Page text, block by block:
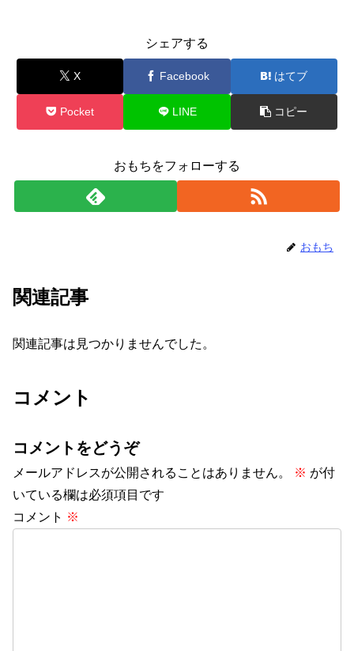
シェアする
X Facebook はてブ
Pocket LINE コピー
おもちをフォローする
おもち
関連記事
関連記事は見つかりませんでした。
コメント
コメントをどうぞ
メールアドレスが公開されることはありません。 ※ が付
いている欄は必須項目です
コメント ※